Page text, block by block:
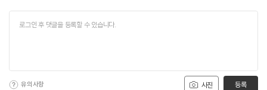
사진
유의사항 등록